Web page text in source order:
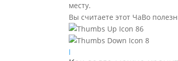
месту.
Вы считаете этот ЧаВо
86
8
l